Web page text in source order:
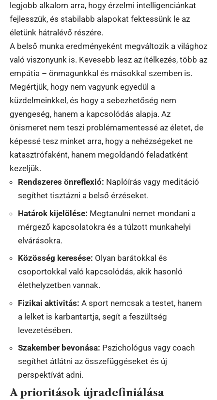
legjobb alkalom arra, hogy érzelmi intelligenciánkat
fejlesszük, és stabilabb alapokat fektessünk le az
életünk hátralévő részére.
A belső munka eredményeként megváltozik a világhoz
való viszonyunk is. Kevesebb lesz az ítélkezés, több az
empátia – önmagunkkal és másokkal szemben is.
Megértjük, hogy nem vagyunk egyedül a
küzdelmeinkkel, és hogy a sebezhetőség nem
gyengeség, hanem a kapcsolódás alapja. Az
önismeret nem teszi problémamentessé az életet, de
képessé tesz minket arra, hogy a nehézségeket ne
katasztrófaként, hanem megoldandó feladatként
kezeljük.
Rendszeres önreflexió: Naplóírás vagy meditáció
segíthet tisztázni a belső érzéseket.
Határok kijelölése: Megtanulni nemet mondani a
mérgező kapcsolatokra és a túlzott munkahelyi
elvárásokra.
Közösség keresése: Olyan barátokkal és
csoportokkal való kapcsolódás, akik hasonló
élethelyzetben vannak.
Fizikai aktivitás: A sport nemcsak a testet, hanem
a lelket is karbantartja, segít a feszültség
levezetésében.
Szakember bevonása: Pszichológus vagy coach
segíthet átlátni az összefüggéseket és új
perspektívát adni.
A prioritások újradefiniálása